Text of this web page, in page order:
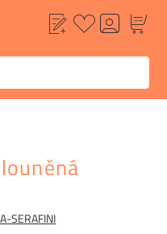
SERAFINI